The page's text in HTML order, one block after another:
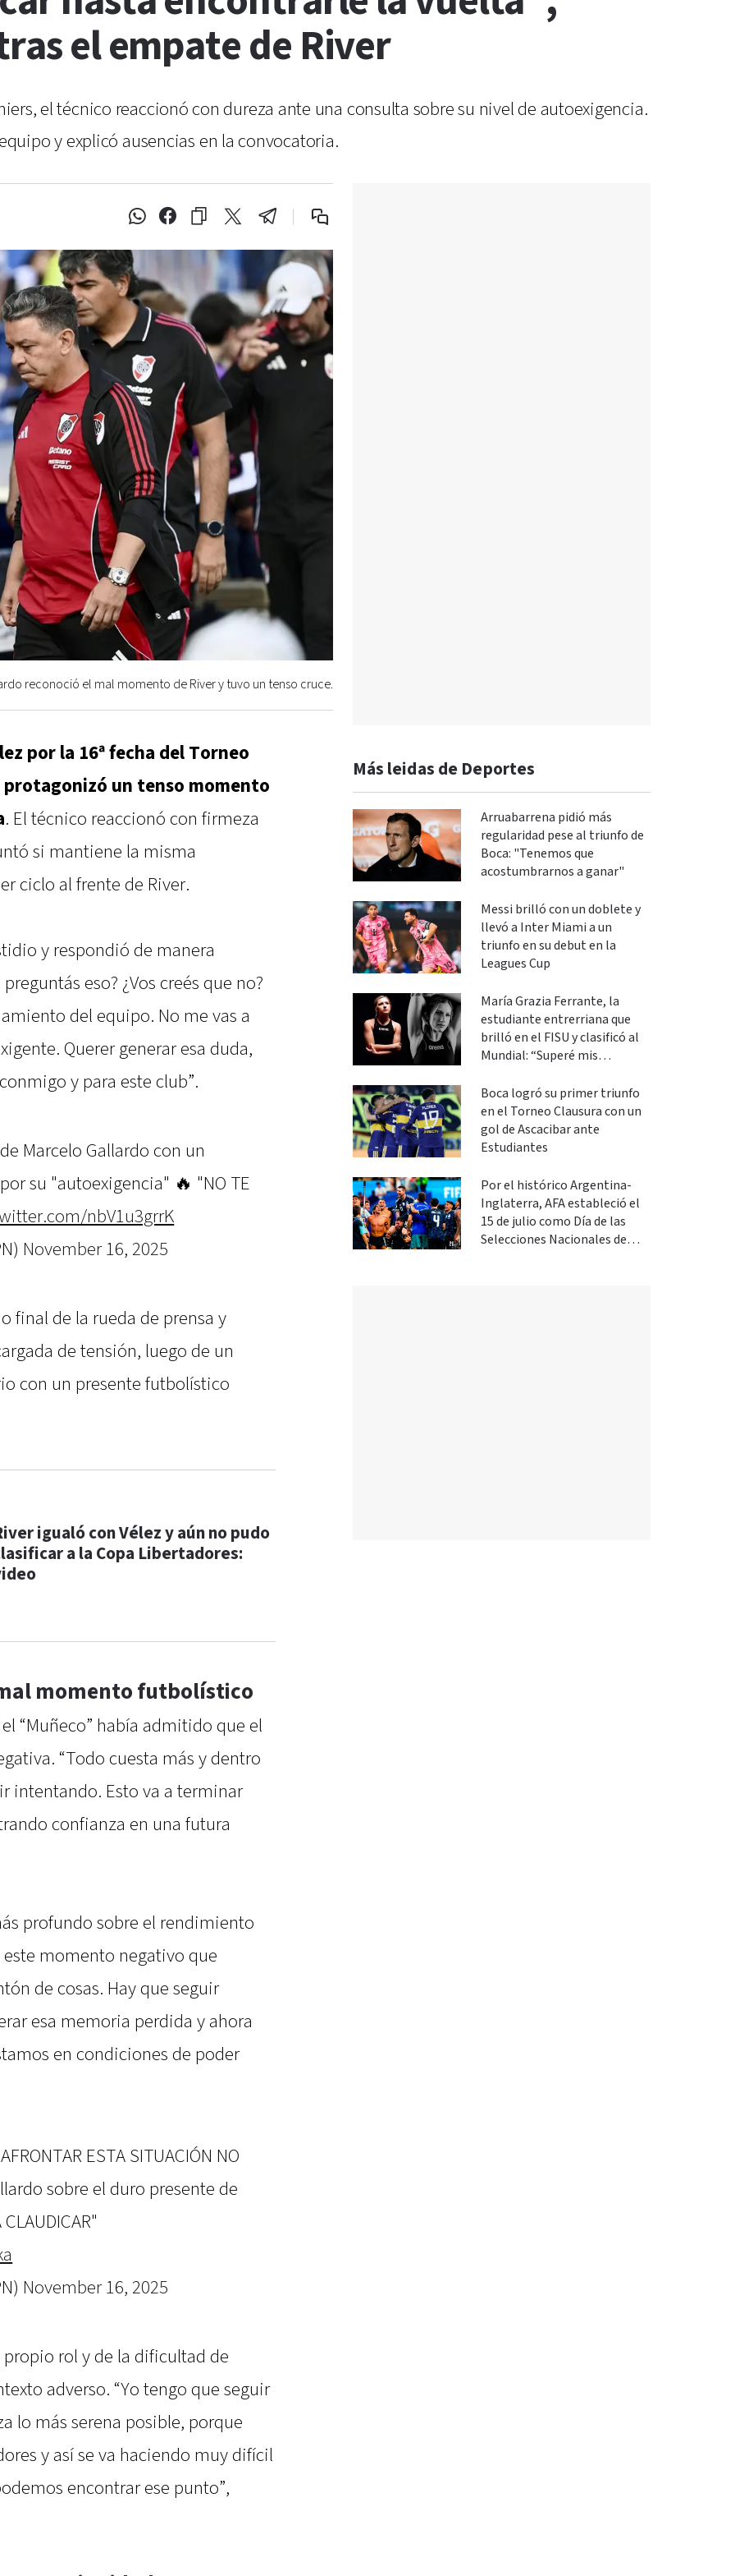
el empate de River
el técnico reaccionó con dureza ante una consulta sobre su nivel de autoexigencia.
y explicó ausencias en la convocatoria.
reconoció el mal momento de River y tuvo un tenso cruce.
por la 16ª fecha del Torneo
protagonizó un tenso momento
. El técnico reaccionó con firmeza
si mantiene la misma
ciclo al frente de River.
y respondió de manera
eso? ¿Vos creés que no?
del equipo. No me vas a
Querer generar esa duda,
y para este club”.
Marcelo Gallardo con un
su "autoexigencia" 🔥 "NO TE
nbV1u3grrK
November 16, 2025
final de la rueda de prensa y
de tensión, luego de un
con un presente futbolístico
igualó con Vélez y aún no pudo
a la Copa Libertadores:
momento futbolístico
“Muñeco” había admitido que el
“Todo cuesta más y dentro
intentando. Esto va a terminar
confianza en una futura
profundo sobre el rendimiento
momento negativo que
de cosas. Hay que seguir
esa memoria perdida y ahora
en condiciones de poder
ESTA SITUACIÓN NO
sobre el duro presente de
November 16, 2025
rol y de la dificultad de
adverso. “Yo tengo que seguir
lo más serena posible, porque
y así se va haciendo muy difícil
encontrar ese punto”,
Más leidas de Deportes
Arruabarrena pidió más
regularidad pese al triunfo de
Boca: "Tenemos que
acostumbrarnos a ganar"
Messi brilló con un doblete y
llevó a Inter Miami a un
triunfo en su debut en la
Leagues Cup
María Grazia Ferrante, la
estudiante entrerriana que
brilló en el FISU y clasificó al
Mundial: “Superé mis
Boca logró su primer triunfo
en el Torneo Clausura con un
gol de Ascacibar ante
Estudiantes
Por el histórico Argentina-
Inglaterra, AFA estableció el
15 de julio como Día de las
Selecciones Nacionales de